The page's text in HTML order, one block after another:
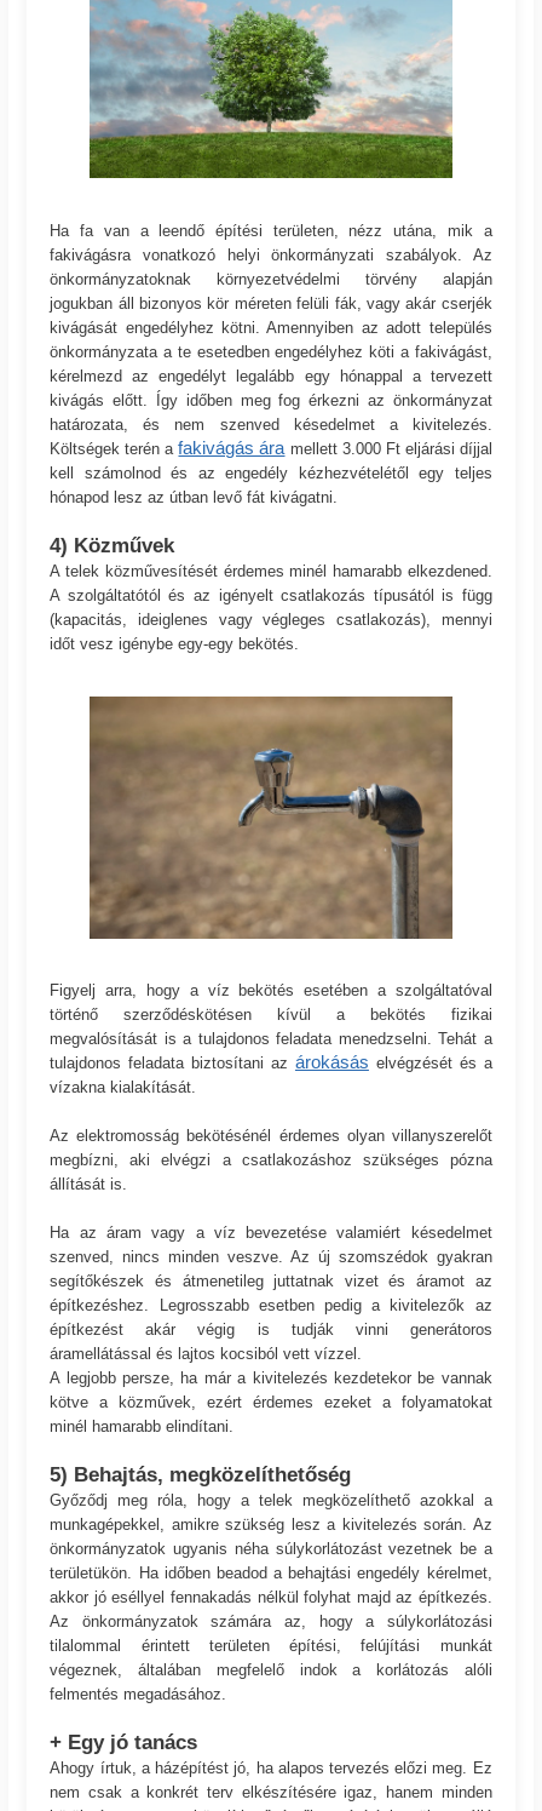
Ha fa van a leendő építési területen, nézz utána, mik a
fakivágásra vonatkozó helyi önkormányzati szabályok. Az
önkormányzatoknak környezetvédelmi törvény alapján
jogukban áll bizonyos kör méreten felüli fák, vagy akár cserjék
kivágását engedélyhez kötni. Amennyiben az adott település
önkormányzata a te esetedben engedélyhez köti a fakivágást,
kérelmezd az engedélyt legalább egy hónappal a tervezett
kivágás előtt. Így időben meg fog érkezni az önkormányzat
határozata, és nem szenved késedelmet a kivitelezés.
Költségek terén afakivágás ára mellett 3.000 Ft eljárási díjjal
kell számolnod és az engedély kézhezvételétől egy teljes
hónapod lesz az útban levő fát kivágatni.
4) Közművek
A telek közművesítését érdemes minél hamarabb elkezdened.
A szolgáltatótól és az igényelt csatlakozás típusától is függ
(kapacitás, ideiglenes vagy végleges csatlakozás), mennyi
időt vesz igénybe egy-egy bekötés.
Figyelj arra, hogy a víz bekötés esetében a szolgáltatóval
történő szerződéskötésen kívül a bekötés fizikai
megvalósítását is a tulajdonos feladata menedzselni. Tehát a
tulajdonos feladata biztosítani az árokásás elvégzését és a
vízakna kialakítását.
Az elektromosság bekötésénél érdemes olyan villanyszerelőt
megbízni, aki elvégzi a csatlakozáshoz szükséges pózna
állítását is.
Ha az áram vagy a víz bevezetése valamiért késedelmet
szenved, nincs minden veszve. Az új szomszédok gyakran
segítőkészek és átmenetileg juttatnak vizet és áramot az
építkezéshez. Legrosszabb esetben pedig a kivitelezők az
építkezést akár végig is tudják vinni generátoros
áramellátással és lajtos kocsiból vett vízzel.
A legjobb persze, ha már a kivitelezés kezdetekor be vannak
kötve a közművek, ezért érdemes ezeket a folyamatokat
minél hamarabb elindítani.
5) Behajtás, megközelíthetőség
Győződj meg róla, hogy a telek megközelíthető azokkal a
munkagépekkel, amikre szükség lesz a kivitelezés során. Az
önkormányzatok ugyanis néha súlykorlátozást vezetnek be a
területükön. Ha időben beadod a behajtási engedély kérelmet,
akkor jó eséllyel fennakadás nélkül folyhat majd az építkezés.
Az önkormányzatok számára az, hogy a súlykorlátozási
tilalommal érintett területen építési, felújítási munkát
végeznek, általában megfelelő indok a korlátozás alóli
felmentés megadásához.
+ Egy jó tanács
Ahogy írtuk, a házépítést jó, ha alapos tervezés előzi meg. Ez
nem csak a konkrét terv elkészítésére igaz, hanem minden